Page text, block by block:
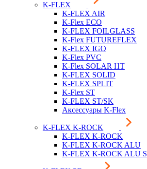
K-FLEX
K-FLEX AIR
K-Flex ECO
K-FLEX FOILGLASS
K-Flex FUTUREFLEX
K-FLEX IGO
K-Flex PVC
K-Flex SOLAR HT
K-FLEX SOLID
K-FLEX SPLIT
K-Flex ST
K-FLEX ST/SK
Аксессуары K-Flex
K-FLEX K-ROCK
K-FLEX K-ROCK
K-FLEX K-ROCK ALU
K-FLEX K-ROCK ALU S